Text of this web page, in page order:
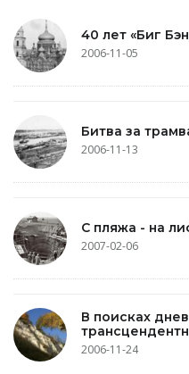
40 лет «Биг
2006-11-05
Битва за
2006-11-13
С пляжа - на
2007-02-06
В поисках
2006-11-24